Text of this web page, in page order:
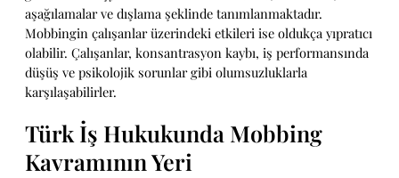
aşağılamalar ve dışlama şeklinde tanımlanmaktadır.
Mobbingin çalışanlar üzerindeki etkileri ise oldukça yıpratıcı
olabilir. Çalışanlar, konsantrasyon kaybı, iş performansında
düşüş ve psikolojik sorunlar gibi olumsuzluklarla
karşılaşabilirler.
Türk İş Hukukunda Mobbing
Kavramının Yeri